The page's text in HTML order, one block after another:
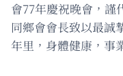
會77年慶祝晚會，謹
同鄉會會長致以最誠
年里，身體健康，事